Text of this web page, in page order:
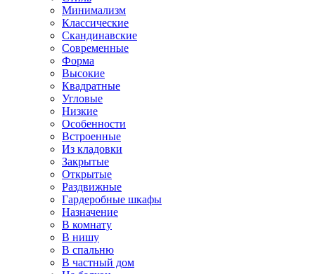
Минимализм
Классические
Скандинавские
Современные
Форма
Высокие
Квадратные
Угловые
Низкие
Особенности
Встроенные
Из кладовки
Закрытые
Открытые
Раздвижные
Гардеробные шкафы
Назначение
В комнату
В нишу
В спальню
В частный дом